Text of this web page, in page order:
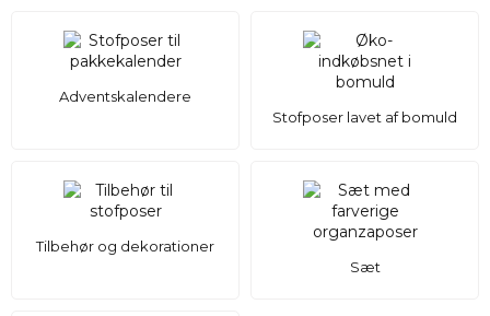
Adventskalendere
Stofposer lavet af bomuld
Tilbehør og dekorationer
Sæt